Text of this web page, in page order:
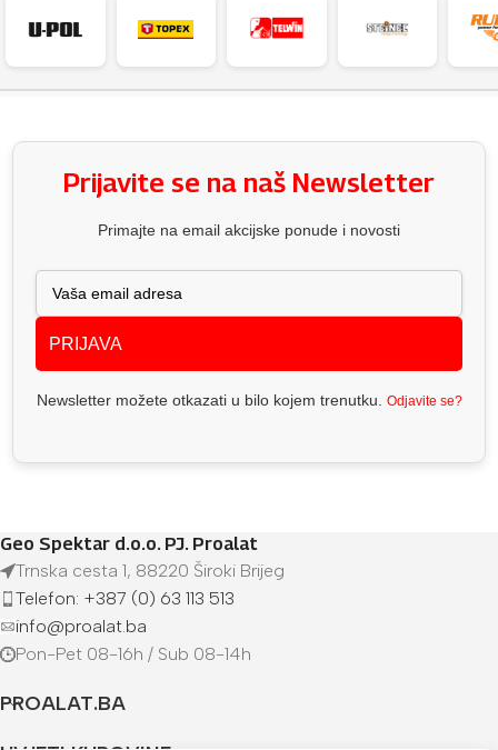
Prijavite se na naš Newsletter
Primajte na email akcijske ponude i novosti
PRIJAVA
Newsletter možete otkazati u bilo kojem trenutku. Odjavite se?
Geo Spektar d.o.o. PJ. Proalat
Trnska cesta 1, 88220 Široki Brijeg
Telefon: +387 (0) 63 113 513
info@proalat.ba
Pon-Pet 08-16h / Sub 08-14h
PROALAT.BA